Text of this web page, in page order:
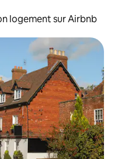
logement sur Airbnb